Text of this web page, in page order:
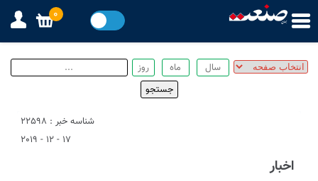
شناسه خبر : 22598
17 - 12 - 2019
اخبار
0